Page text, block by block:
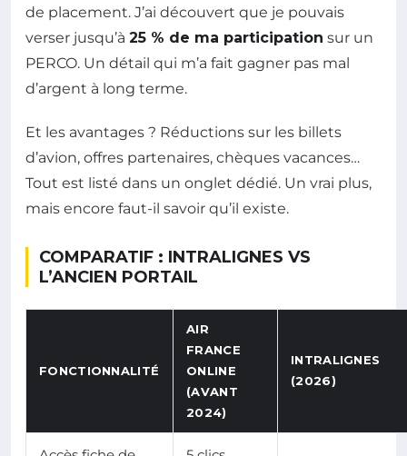
de placement. J’ai découvert que je pouvais
verser jusqu’à 25 % de ma participation sur un
PERCO. Un détail qui m’a fait gagner pas mal
d’argent à long terme.
Et les avantages ? Réductions sur les billets
d’avion, offres partenaires, chèques vacances…
Tout est listé dans un onglet dédié. Un vrai plus,
mais encore faut-il savoir qu’il existe.
COMPARATIF : INTRALIGNES VS
L’ANCIEN PORTAIL
FONCTIONNALITÉ
AIR
FRANCE
ONLINE
(AVANT
2024)
INTRALIGNES
(2026)